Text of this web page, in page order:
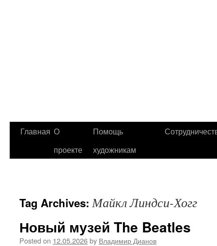
Главная О
проекте
Помощь
художникам
Tag Archives:Майкл Линдси-Хогг
Новый музей The Beatles
Posted on 12.05.2026by Владимир Дианов